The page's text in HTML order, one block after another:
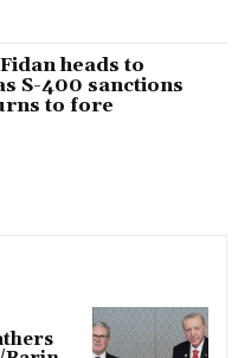
heads to
S-400 sanctions
to fore